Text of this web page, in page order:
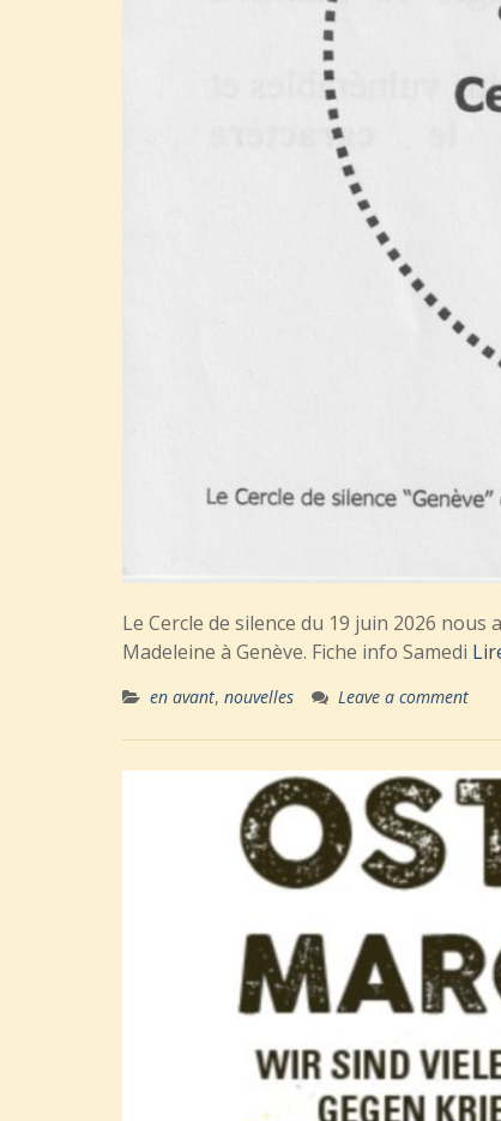
Le Cercle de silence du 19 juin 2026
Madeleine à Genève. Fiche info Samedi
en avant, nouvelles Leave a comment